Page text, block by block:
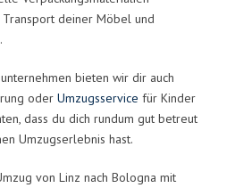
deiner Möbel und
bieten wir dir auch
oder Umzugsservice für Kinder
dass du dich rundum gut betreut
Umzugserlebnis hast.
von Linz nach Bologna mit